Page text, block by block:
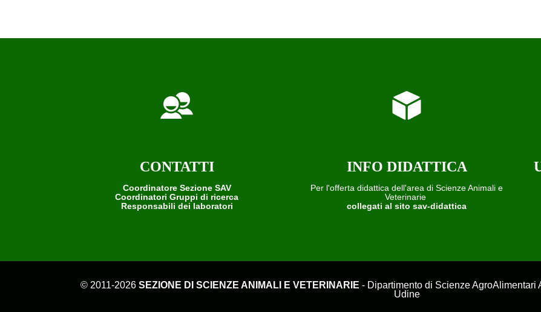
CONTATTI
Coordinatore Sezione SAV
Coordinatori Gruppi di ricerca
Responsabili dei laboratori
INFO DIDATTICA
Per l'offerta didattica dell'area di Scienze Animali e
Veterinarie
collegati al sito sav-didattica
© 2011-2026 SEZIONE DI SCIENZE ANIMALI E VETERINARIE - Dipartimento di Scienze
Udine